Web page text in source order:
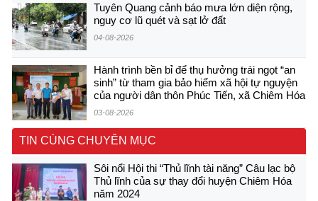
Tuyên Quang cảnh báo mưa lớn diện rộng,
nguy cơ lũ quét và sạt lở đất
04-08-2026
Hành trình bền bỉ để thụ hưởng trái ngọt “an
sinh” từ tham gia bảo hiểm xã hội tự nguyện
của người dân thôn Phúc Tiến, xã Chiêm Hóa
03-08-2026
TIN CÙNG CHUYÊN MỤC
Sôi nổi Hội thi “Thủ lĩnh tài năng” Câu lạc bộ
Thủ lĩnh của sự thay đổi huyện Chiêm Hóa
năm 2024